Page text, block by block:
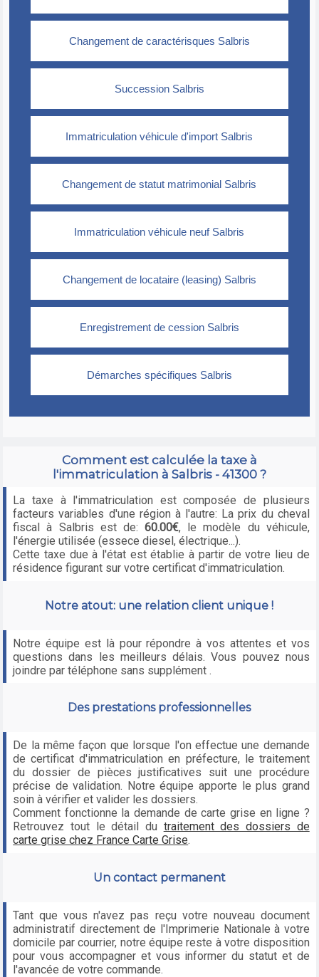
Comment est calculée la taxe à
l'immatriculation à Salbris - 41300 ?
La taxe à l'immatriculation est composée de plusieurs
facteurs variables d'une région à l'autre: La prix du cheval
fiscal à Salbris est de:60.00€, le modèle du véhicule,
l'énergie utilisée (essece diesel, électrique...).
Cette taxe due à l'état est établie à partir de votre lieu de
résidence figurant sur votre certificat d'immatriculation.
Notre atout: une relation client unique !
Notre équipe est là pour répondre à vos attentes et vos
questions dans les meilleurs délais. Vous pouvez nous
joindre par téléphone sans supplément .
Des prestations professionnelles
De la même façon que lorsque l'on effectue une demande
de certificat d'immatriculation en préfecture, le traitement
du dossier de pièces justificatives suit une procédure
précise de validation. Notre équipe apporte le plus grand
soin à vérifier et valider les dossiers.
Comment fonctionne la demande de carte grise en ligne ?
Retrouvez tout le détail du traitement des dossiers de
carte grise chez France Carte Grise.
Un contact permanent
Tant que vous n'avez pas reçu votre nouveau document
administratif directement de l'Imprimerie Nationale à votre
domicile par courrier, notre équipe reste à votre disposition
pour vous accompagner et vous informer du statut et de
l'avancée de votre commande.